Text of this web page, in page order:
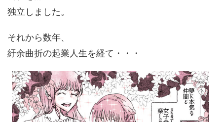
独立しました。
それから数年、
紆余曲折の起業人生を経て・・・